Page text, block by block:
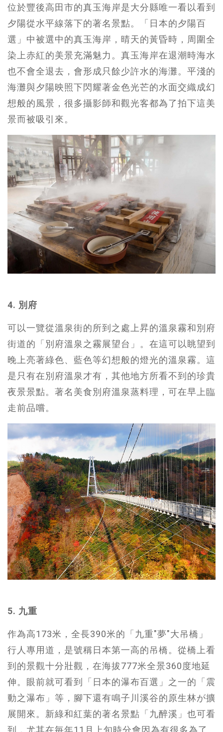
位於豐後高田市的真玉海岸是大分縣唯一看以看到
夕陽從水平線落下的著名景點。「日本的夕陽百
選」中被選中的真玉海岸，晴天的黃昏時，周圍全
染上赤紅的美景充滿魅力。真玉海岸在退潮時海水
也不會全退去，會形成只餘少許水的海灘。平淺的
海灘與夕陽映照下閃耀著金色光芒的水面交織成幻
想般的風景，很多攝影師和觀光客都為了拍下這美
景而被吸引來。
4. 別府
可以一覽從溫泉街的所到之處上昇的溫泉霧和別府
街道的「別府溫泉之霧展望台」。在這可以眺望到
晚上亮著綠色、藍色等幻想般的燈光的溫泉霧。這
是只有在別府溫泉才有，其他地方所看不到的珍貴
夜景景點。著名美食別府溫泉蒸料理，可在早上臨
走前品嚐。
5. 九重
作為高173米，全長390米的「九重"夢"大吊橋」
行人專用道，是號稱日本第一高的吊橋。從橋上看
到的景觀十分壯觀，在海拔777米全景360度地延
伸。眼前就可看到「日本的瀑布百選」之一的「震
動之瀑布」等，腳下還有鳴子川溪谷的原生林が擴
展開來。新綠和紅葉的著名景點「九醉溪」也可看
到，尤其在毎年11月上旬時分會因為有很多為了